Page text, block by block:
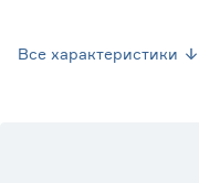
Все характеристики